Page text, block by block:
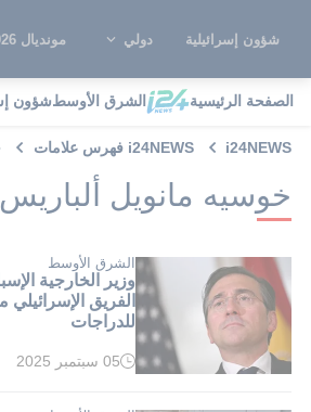
شؤون إسرائيلية دولي مونديال 2026
الصفحة الرئيسية الشرق الأوسطشؤون
i24NEWS i24NEWS فهرس علامات
خوسيه مانويل ألباريس
الشرق الأوسط
وزير الخارجية
الفريق
للدراجات
وقت
05 سبتمبر 2025